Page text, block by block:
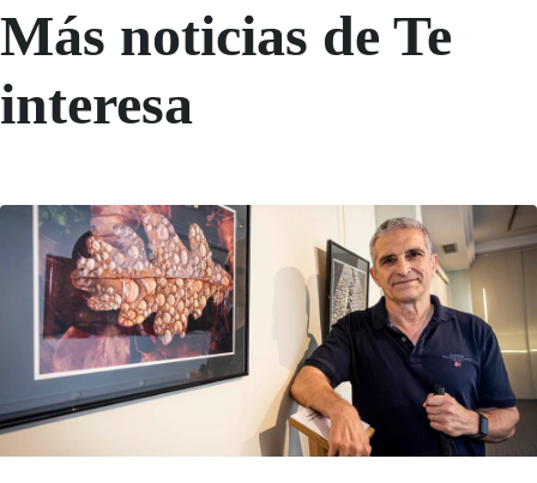
Más noticias de Te
interesa